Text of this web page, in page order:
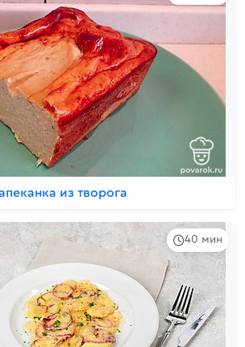
из творога
40 мин